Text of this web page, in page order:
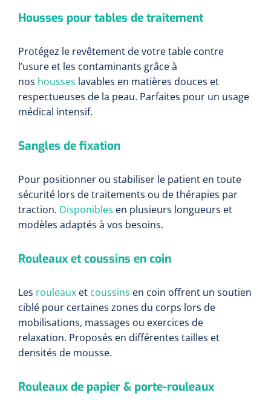
Housses pour tables de traitement
Protégez le revêtement de votre table contre
l’usure et les contaminants grâce à
nos housses lavables en matières douces et
respectueuses de la peau. Parfaites pour un usage
médical intensif.
Sangles de fixation
Pour positionner ou stabiliser le patient en toute
sécurité lors de traitements ou de thérapies par
traction. Disponibles en plusieurs longueurs et
modèles adaptés à vos besoins.
Rouleaux et coussins en coin
Les rouleaux et coussins en coin offrent un soutien
ciblé pour certaines zones du corps lors de
mobilisations, massages ou exercices de
relaxation. Proposés en différentes tailles et
densités de mousse.
Rouleaux de papier & porte-rouleaux